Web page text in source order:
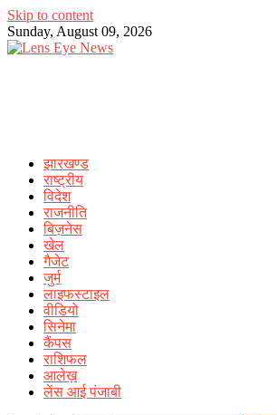
Skip to content
Sunday, August 09, 2026
झारखण्ड
राष्ट्रीय
विदेश
राजनीति
बिज़नेस
खेल
गैजेट
जुर्म
लाइफस्टाइल
वीडियो
सिनेमा
कैंपस
राशिफल
आलेख़
लेंस आई पंजाबी